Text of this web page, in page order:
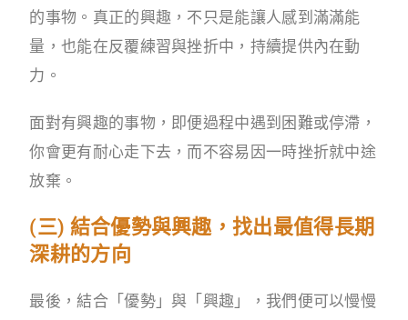
的事物。真正的興趣，不只是能讓人感到滿滿能
量，也能在反覆練習與挫折中，持續提供內在動
力。
面對有興趣的事物，即便過程中遇到困難或停滯，
你會更有耐心走下去，而不容易因一時挫折就中途
放棄。
(三) 結合優勢與興趣，找出最值得長期
深耕的方向
最後，結合「優勢」與「興趣」，我們便可以慢慢